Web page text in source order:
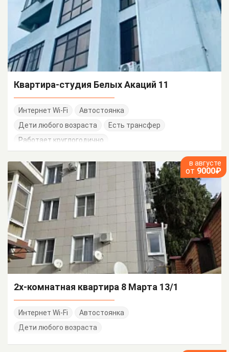
Квартира-студия Белых Акаций 11
Интернет Wi-Fi
Автостоянка
Дети любого возраста
Есть трансфер
Работает круглогодично
в августе
от 9000₽
2х-комнатная квартира 8 Марта 13/1
Интернет Wi-Fi
Автостоянка
Дети любого возраста